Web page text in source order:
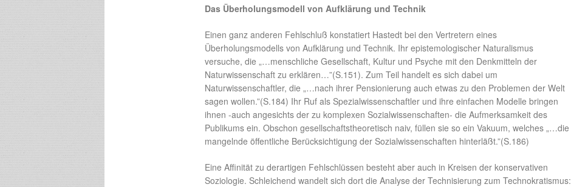
Das Überholungsmodell von Aufklärung und Technik
Einen ganz anderen Fehlschluß konstatiert Hastedt bei den Vertretern eines
Überholungsmodells von Aufklärung und Technik. Ihr epistemologischer Naturalismus
versuche, die „…menschliche Gesellschaft, Kultur und Psyche mit den Denkmitteln der
Naturwissenschaft zu erklären…”(S.151). Zum Teil handelt es sich dabei um
Naturwissenschaftler, die „…nach ihrer Pensionierung auch etwas zu den Problemen der Welt
sagen wollen.”(S.184) Ihr Ruf als Spezialwissenschaftler und ihre einfachen Modelle bringen
ihnen -auch angesichts der zu komplexen Sozialwissenschaften- die Aufmerksamkeit des
Publikums ein. Obschon gesellschaftstheoretisch naiv, füllen sie so ein Vakuum, welches „…die
mangelnde öffentliche Berücksichtigung der Sozialwissenschaften hinterläßt.”(S.186)
Eine Affinität zu derartigen Fehlschlüssen besteht aber auch in Kreisen der konservativen
Soziologie. Schleichend wandelt sich dort die Analyse der Technisierung zum Technokratismus: